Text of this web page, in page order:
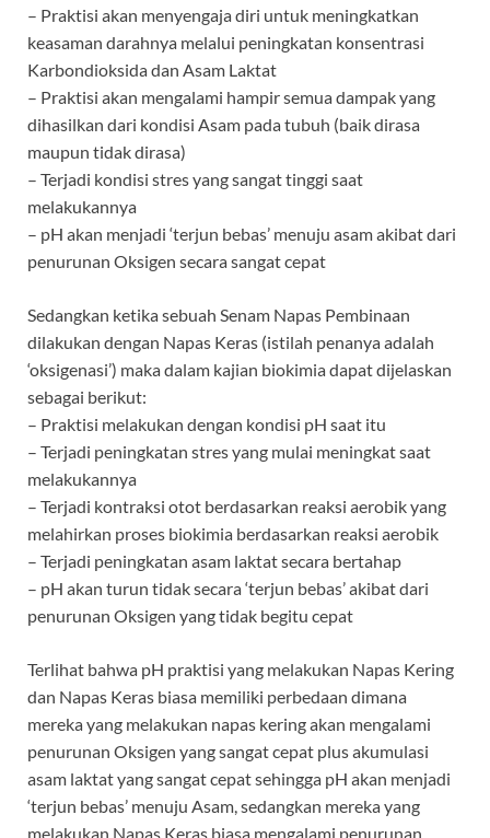
– Praktisi akan menyengaja diri untuk meningkatkan
keasaman darahnya melalui peningkatan konsentrasi
Karbondioksida dan Asam Laktat
– Praktisi akan mengalami hampir semua dampak yang
dihasilkan dari kondisi Asam pada tubuh (baik dirasa
maupun tidak dirasa)
– Terjadi kondisi stres yang sangat tinggi saat
melakukannya
– pH akan menjadi ‘terjun bebas’ menuju asam akibat dari
penurunan Oksigen secara sangat cepat
Sedangkan ketika sebuah Senam Napas Pembinaan
dilakukan dengan Napas Keras (istilah penanya adalah
‘oksigenasi’) maka dalam kajian biokimia dapat dijelaskan
sebagai berikut:
– Praktisi melakukan dengan kondisi pH saat itu
– Terjadi peningkatan stres yang mulai meningkat saat
melakukannya
– Terjadi kontraksi otot berdasarkan reaksi aerobik yang
melahirkan proses biokimia berdasarkan reaksi aerobik
– Terjadi peningkatan asam laktat secara bertahap
– pH akan turun tidak secara ‘terjun bebas’ akibat dari
penurunan Oksigen yang tidak begitu cepat
Terlihat bahwa pH praktisi yang melakukan Napas Kering
dan Napas Keras biasa memiliki perbedaan dimana
mereka yang melakukan napas kering akan mengalami
penurunan Oksigen yang sangat cepat plus akumulasi
asam laktat yang sangat cepat sehingga pH akan menjadi
‘terjun bebas’ menuju Asam, sedangkan mereka yang
melakukan Napas Keras biasa mengalami penurunan